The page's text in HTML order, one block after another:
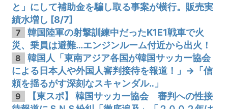
と」にして補助金を騙し取る事案が横行。販売実
績水増し [8/7]
7
韓国陸軍の射撃訓練中だったK1E1戦車で火
災、乗員は避難…エンジンルーム付近から出火！
8
韓国人「東南アジア各国が韓国サッカー協会
による日本人や外国人審判接待を報道！」→「信
頼を揺るがす深刻なスキャンダル‥」
9
【東スポ】 韓国サッカー協会 審判への性接